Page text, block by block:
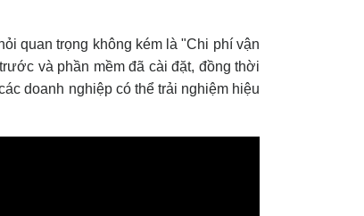
quan trọng không kém là "Chi phí vận
và phần mềm đã cài đặt, đồng thời
doanh nghiệp có thể trải nghiệm hiệu